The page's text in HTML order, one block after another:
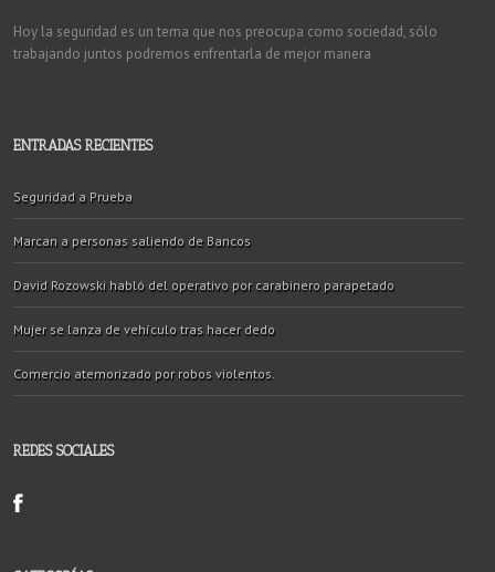
Hoy la seguridad es un tema que nos preocupa como sociedad, sólo
trabajando juntos podremos enfrentarla de mejor manera
ENTRADAS RECIENTES
Seguridad a Prueba
Marcan a personas saliendo de Bancos
David Rozowski habló del operativo por carabinero parapetado
Mujer se lanza de vehículo tras hacer dedo
Comercio atemorizado por robos violentos.
REDES SOCIALES